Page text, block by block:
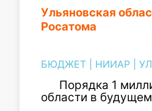
Ульяновская
Росатома
БЮДЖЕТ НИИАР
Порядка 1
области в